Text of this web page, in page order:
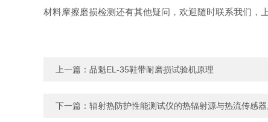
材料摩擦磨损检测还有其他疑问，欢迎随时联系我们，
上一篇： 品魁EL-35鞋带耐磨损试验机原理
下一篇： 辐射热防护性能测试仪的热辐射源与热流传感器